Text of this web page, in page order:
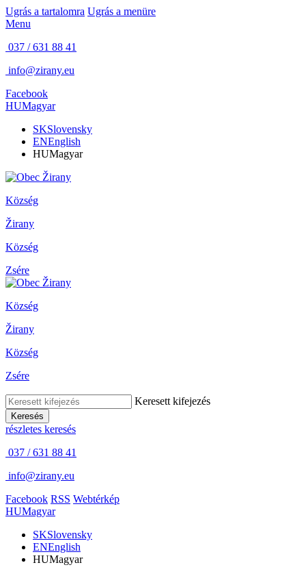
Ugrás a tartalomra Ugrás a menüre
Menu
037 / 631 88 41
info@zirany.eu
Facebook
HUMagyar
SKSlovensky
ENEnglish
HUMagyar
Község
Žirany
Község
Zsére
Község
Žirany
Község
Zsére
Keresett kifejezés
Keresés
részletes keresés
037 / 631 88 41
info@zirany.eu
Facebook RSS Webtérkép
HUMagyar
SKSlovensky
ENEnglish
HUMagyar